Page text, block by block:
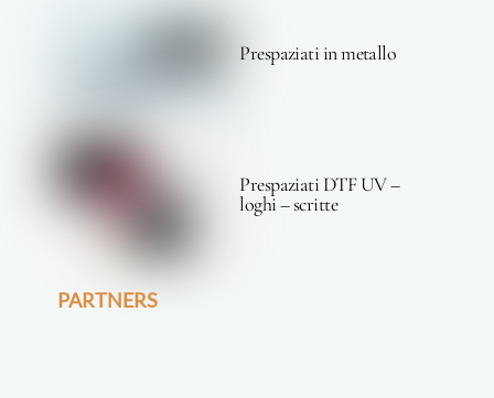
Prespaziati in metallo
Prespaziati DTF UV –
loghi – scritte
PARTNERS